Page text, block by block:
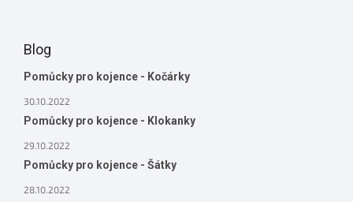
Blog
Pomůcky pro kojence - Kočárky
30.10.2022
Pomůcky pro kojence - Klokanky
29.10.2022
Pomůcky pro kojence - Šátky
28.10.2022